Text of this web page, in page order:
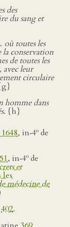
des
du sang et
toutes les
la conservation
de toutes les
avec leur
circulaire
homme dans
. {h}
, in‑4o de
, in‑4o de
et
les
médecine de
402.